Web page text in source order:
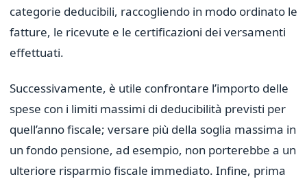
categorie deducibili, raccogliendo in modo ordinato le
fatture, le ricevute e le certificazioni dei versamenti
effettuati.
Successivamente, è utile confrontare l’importo delle
spese con i limiti massimi di deducibilità previsti per
quell’anno fiscale; versare più della soglia massima in
un fondo pensione, ad esempio, non porterebbe a un
ulteriore risparmio fiscale immediato. Infine, prima